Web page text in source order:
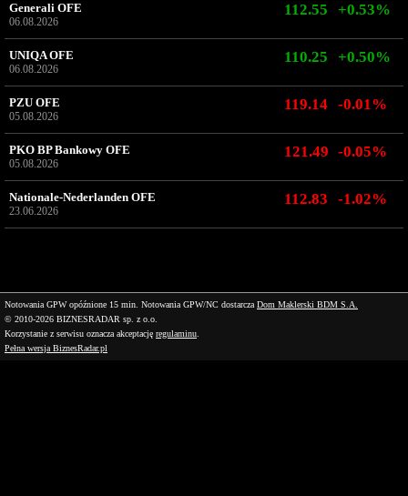
Generali OFE
06.08.2026
112.55 +0.53%
UNIQA OFE
06.08.2026
110.25 +0.50%
PZU OFE
05.08.2026
119.14 -0.01%
PKO BP Bankowy OFE
05.08.2026
121.49 -0.05%
Nationale-Nederlanden OFE
23.06.2026
112.83 -1.02%
Notowania GPW opóźnione 15 min. Notowania GPW/NC dostarcza Dom Maklerski BDM S.A.
© 2010-2026 BIZNESRADAR sp. z o.o.
Korzystanie z serwisu oznacza akceptację regulaminu
Pełna wersja BiznesRadar.pl